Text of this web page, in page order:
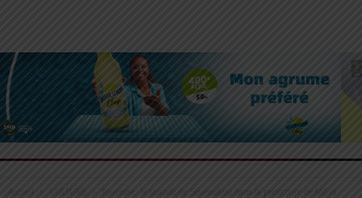
Accueil CULTURE
Tourisme: la cascade de Souroukou dans la préfecture de Mô va